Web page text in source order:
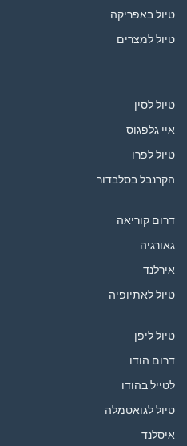
טיול באפריקה
טיול למצרים
טיול לסין
איי גלפגוס
טיול לפרו
הקרנבל בסלבדור
דרום קוריאה
גאורגיה
אירלנד
טיול לאתיופיה
טיול ליפן
דרום הודו
לטייל בהודו
טיול לגואטמלה
איסלנד